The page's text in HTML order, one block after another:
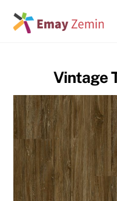
Vintage